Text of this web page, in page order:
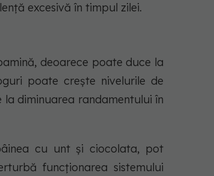
excesivă în timpul zilei.
deoarece poate duce la
poate crește nivelurile de
diminuarea randamentului în
cu unt și ciocolata, pot
funcționarea sistemului